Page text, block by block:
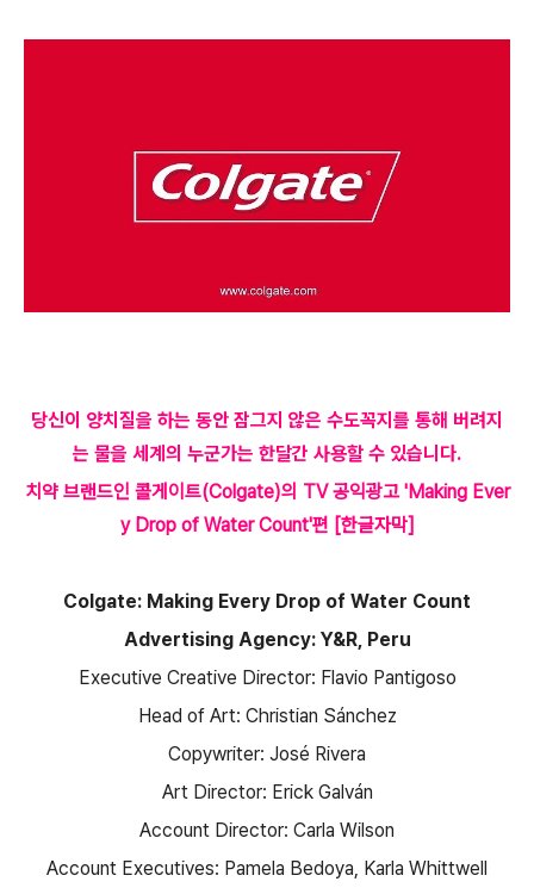
당신이 양치질을 하는 동안 잠그지 않은 수도꼭지를 통해 버려지
는 물을 세계의 누군가는 한달간 사용할 수 있습니다.
치약 브랜드인 콜게이트(Colgate)의 TV 공익광고 'Making Ever
y Drop of Water Count'편 [한글자막]
Colgate: Making Every Drop of Water Count
Advertising Agency: Y&R, Peru
Executive Creative Director: Flavio Pantigoso
Head of Art: Christian Sánchez
Copywriter: José Rivera
Art Director: Erick Galván
Account Director: Carla Wilson
Account Executives: Pamela Bedoya, Karla Whittwell